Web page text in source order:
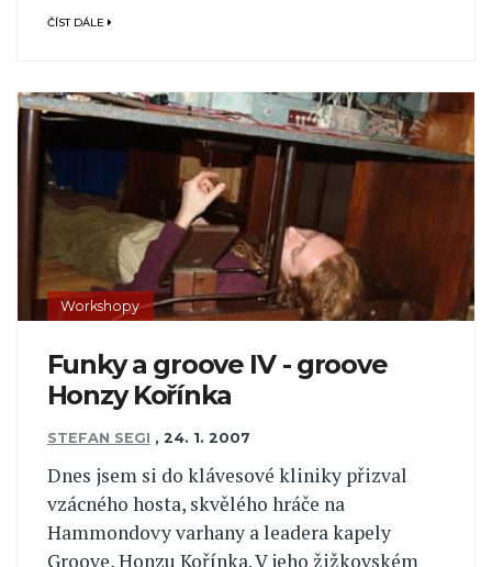
ČÍST DÁLE
Workshopy
Funky a groove IV - groove
Honzy Kořínka
STEFAN SEGI , 24. 1. 2007
Dnes jsem si do klávesové kliniky přizval
vzácného hosta, skvělého hráče na
Hammondovy varhany a leadera kapely
Groove, Honzu Kořínka. V jeho žižkovském